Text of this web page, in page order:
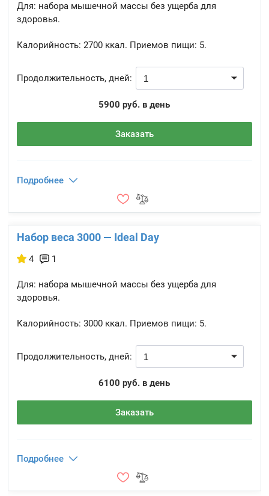
Для: набора мышечной массы без ущерба для
здоровья.
Калорийность: 2700 ккал. Приемов пищи: 5.
Продолжительность, дней:
5900 руб. в день
Заказать
Подробнее
Набор веса 3000 — Ideal Day
4 1
Для: набора мышечной массы без ущерба для
здоровья.
Калорийность: 3000 ккал. Приемов пищи: 5.
Продолжительность, дней:
6100 руб. в день
Заказать
Подробнее